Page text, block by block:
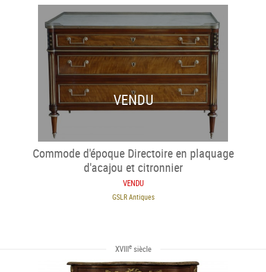
VENDU
Commode d'époque Directoire en plaquage
d'acajou et citronnier
VENDU
GSLR Antiques
XVIIIesiècle